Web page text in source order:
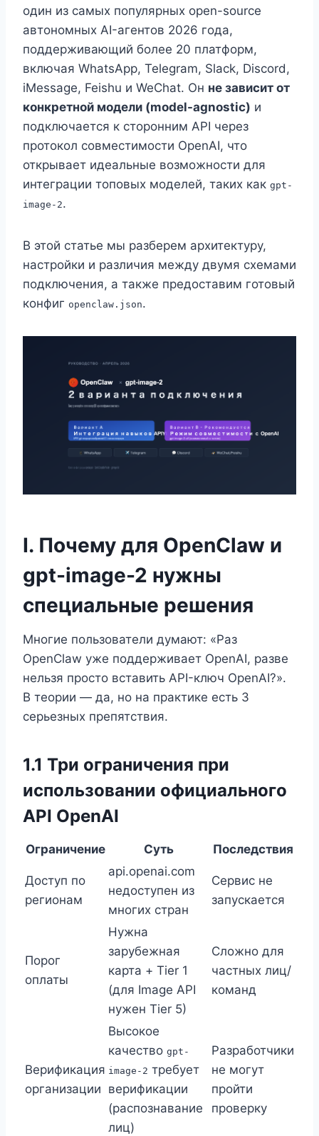
один из самых популярных open-source
автономных AI-агентов 2026 года,
поддерживающий более 20 платформ,
включая WhatsApp, Telegram, Slack, Discord,
iMessage, Feishu и WeChat. Он не зависит от
конкретной модели (model-agnostic) и
подключается к сторонним API через
протокол совместимости OpenAI, что
открывает идеальные возможности для
интеграции топовых моделей, таких как gpt-
image-2.
В этой статье мы разберем архитектуру,
настройки и различия между двумя схемами
подключения, а также предоставим готовый
конфиг openclaw.json.
I. Почему для OpenClaw и
gpt-image-2 нужны
специальные решения
Многие пользователи думают: «Раз
OpenClaw уже поддерживает OpenAI, разве
нельзя просто вставить API-ключ OpenAI?».
В теории — да, но на практике есть 3
серьезных препятствия.
1.1 Три ограничения при
использовании официального
API OpenAI
Ограничение Суть Последствия
Доступ по
регионам
api.openai.com
недоступен из
многих стран
Сервис не
запускается
Порог
оплаты
Нужна
зарубежная
карта + Tier 1
(для Image API
нужен Tier 5)
Сложно для
частных лиц/
команд
Верификация
организации
Высокое
качество gpt-
image-2 требует
верификации
(распознавание
лиц)
Разработчики
не могут
пройти
проверку